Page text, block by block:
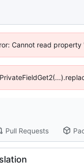
Cannot read
Pull Requests